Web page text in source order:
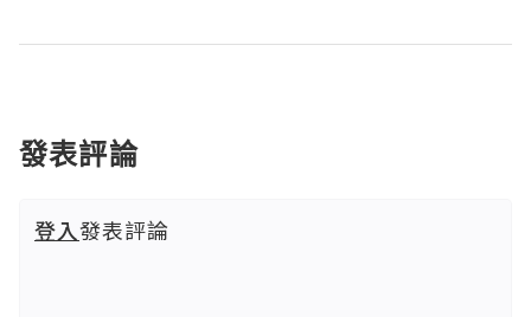
發表評論
登入發表評論